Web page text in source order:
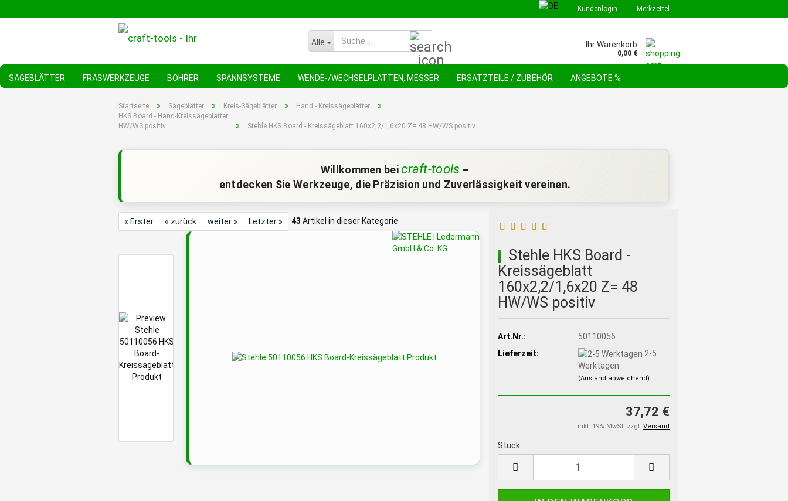
Kundenlogin Merkzettel
Alle
Ihr Warenkorb
0,00 €
SÄGEBLÄTTER FRÄSWERKZEUGE BOHRER SPANNSYSTEME WENDE-/WECHSELPLATTEN, MESSER ERSATZTEILE / ZUBEHÖR ANGEBOTE %
Startseite » Sägeblätter » Kreis-Sägeblätter » Hand - Kreissägeblätter »
HKS Board - Hand-Kreissägeblätter
HW/WS positiv
» Stehle HKS Board - Kreissägeblatt 160x2,2/1,6x20 Z= 48 HW/WS positiv
Willkommen beicraft-tools –
entdecken Sie Werkzeuge, die Präzision und Zuverlässigkeit vereinen.
« Erster « zurück weiter » Letzter » 43 Artikel in dieser Kategorie
Stehle HKS Board -
Kreissägeblatt
160x2,2/1,6x20 Z= 48
HW/WS positiv
Art.Nr.:
50110056
Lieferzeit:
2-5
Werktagen
(Ausland abweichend)
37,72 €
inkl. 19% MwSt. zzgl. Versand
Stück:
Stück